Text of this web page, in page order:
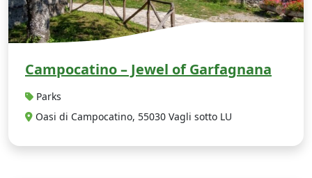
Campocatino – Jewel of Garfagnana
Parks
Oasi di Campocatino, 55030 Vagli sotto LU